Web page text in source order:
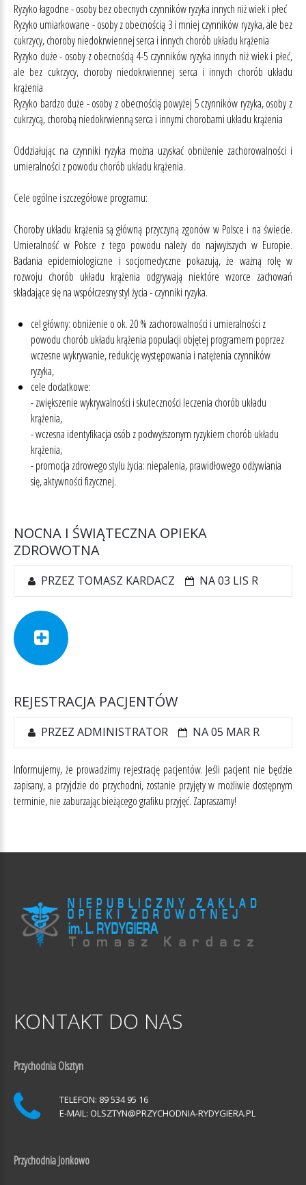
Ryzyko łagodne - osoby bez obecnych czynników ryzyka innych niż wiek i płeć
Ryzyko umiarkowane - osoby z obecnością 3 i mniej czynników ryzyka, ale bez
cukrzycy, choroby niedokrwiennej serca i innych chorób układu krążenia
Ryzyko duże - osoby z obecnością 4-5 czynników ryzyka innych niż wiek i płeć,
ale bez cukrzycy, choroby niedokrwiennej serca i innych chorób układu
krążenia
Ryzyko bardzo duże - osoby z obecnością powyżej 5 czynników ryzyka, osoby z
cukrzycą, chorobą niedokrwienną serca i innymi chorobami układu krążenia
Oddziałując na czynniki ryzyka można uzyskać obniżenie zachorowalności i
umieralności z powodu chorób układu krążenia.
Cele ogólne i szczegółowe programu:
Choroby układu krążenia są główną przyczyną zgonów w Polsce i na świecie.
Umieralność w Polsce z tego powodu należy do najwyższych w Europie.
Badania epidemiologiczne i socjomedyczne pokazują, że ważną rolę w
rozwoju chorób układu krążenia odgrywają niektóre wzorce zachowań
składające się na współczesny styl życia - czynniki ryzyka.
cel główny: obniżenie o ok. 20 % zachorowalności i umieralności z
powodu chorób układu krążenia populacji objętej programem poprzez
wczesne wykrywanie, redukcję występowania i natężenia czynników
ryzyka,
cele dodatkowe:
- zwiększenie wykrywalności i skuteczności leczenia chorób układu
krążenia,
- wczesna identyfikacja osób z podwyższonym ryzykiem chorób układu
krążenia,
- promocja zdrowego stylu życia: niepalenia, prawidłowego odżywiania
się, aktywności fizycznej.
NOCNA I ŚWIĄTECZNA OPIEKA
ZDROWOTNA
PRZEZ TOMASZ KARDACZ NA 03 LIS R
REJESTRACJA PACJENTÓW
PRZEZ ADMINISTRATOR NA 05 MAR R
Informujemy, że prowadzimy rejestrację pacjentów. Jeśli pacjent nie będzie
zapisany, a przyjdzie do przychodni, zostanie przyjęty w możliwie dostępnym
terminie, nie zaburzając bieżącego grafiku przyjęć. Zapraszamy!
KONTAKT DO NAS
Przychodnia Olsztyn
TELEFON: 89 534 95 16
E-MAIL: OLSZTYN@PRZYCHODNIA-RYDYGIERA.PL
Przychodnia Jonkowo